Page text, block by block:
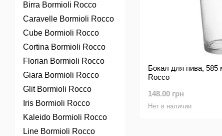
Бокал для пива, 585
Rocco
148.00 грн
Нет в наличии
Birra Bormioli Rocco
Caravelle Bormioli Rocco
Cube Bormioli Rocco
Cortina Bormioli Rocco
Florian Bormioli Rocco
Giara Bormioli Rocco
Glit Bormioli Rocco
Iris Bormioli Rocco
Kaleido Bormioli Rocco
Line Bormioli Rocco